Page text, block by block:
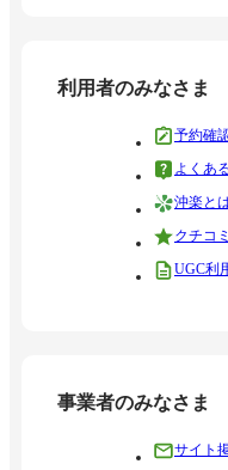
利用者のみなさま
予約確
よくあ
沖楽と
クチコ
UGC利
事業者のみなさま
サイト